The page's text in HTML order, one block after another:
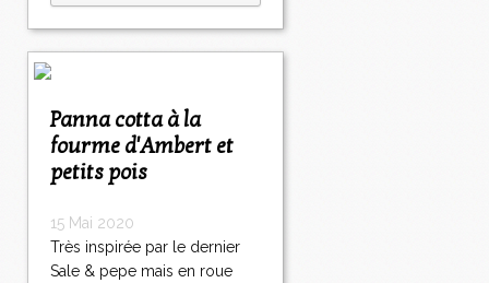
Panna cotta à la
fourme d'Ambert et
petits pois
15 Mai 2020
Très inspirée par le dernier
Sale & pepe mais en roue